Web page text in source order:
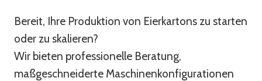
Bereit, Ihre Produktion von Eierkartons zu starten
oder zu skalieren?
Wir bieten professionelle Beratung,
maßgeschneiderte Maschinenkonfigurationen